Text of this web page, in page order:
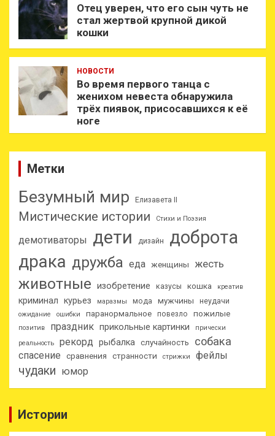
Отец уверен, что его сын чуть не
стал жертвой крупной дикой
кошки
НОВОСТИ
Во время первого танца с
женихом невеста обнаружила
трёх пиявок, присосавшихся к её
ноге
Метки
Безумный мир Елизавета II
Мистические истории Стихи и Поэзия
демотиваторы дети дизайн доброта
драка дружба еда женщины жесть
животные изобретение казусы кошка креатив
криминал курьез маразмы мода мужчины неудачи
ожидание ошибки паранормальное повезло пожилые
позитив праздник прикольные картинки
прически
реальность
рекорд рыбалка случайность собака
спасение сравнения странности стрижки фейлы
чудаки юмор
Истории